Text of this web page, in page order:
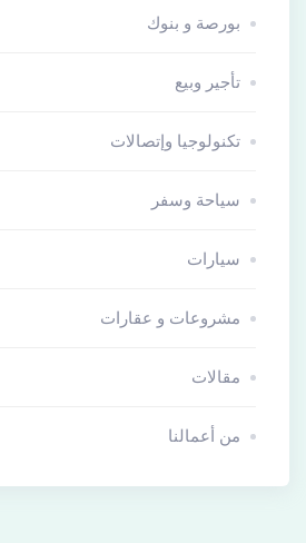
بورصة و بنوك
تأجير وبيع
تكنولوجيا وإتصالات
سياحة وسفر
سيارات
مشروعات و عقارات
مقالات
من أعمالنا